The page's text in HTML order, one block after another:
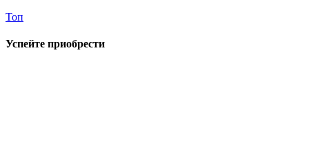
Топ
Успейте приобрести